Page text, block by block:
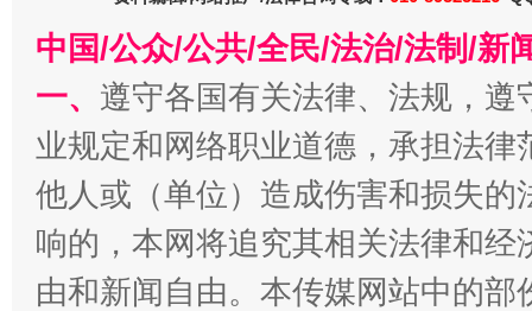
千年窑火 生生不息 一
中国/公众/公共/全民/法治/法制/新
一、 遵守各国有关法律、法规，
业规定和网络职业道德，承担法
他人或（单位）造成伤害和损失
响的，本网将追究其相关法律和
由和新闻自由。本传媒网站中的